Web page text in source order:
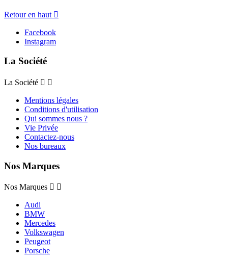
Retour en haut 
Facebook
Instagram
La Société
La Société  
Mentions légales
Conditions d'utilisation
Qui sommes nous ?
Vie Privée
Contactez-nous
Nos bureaux
Nos Marques
Nos Marques  
Audi
BMW
Mercedes
Volkswagen
Peugeot
Porsche